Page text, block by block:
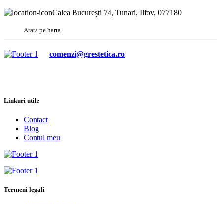
Calea București 74, Tunari, Ilfov, 077180
Arata pe harta
comenzi@grestetica.ro
Linkuri utile
Contact
Blog
Contul meu
Termeni legali